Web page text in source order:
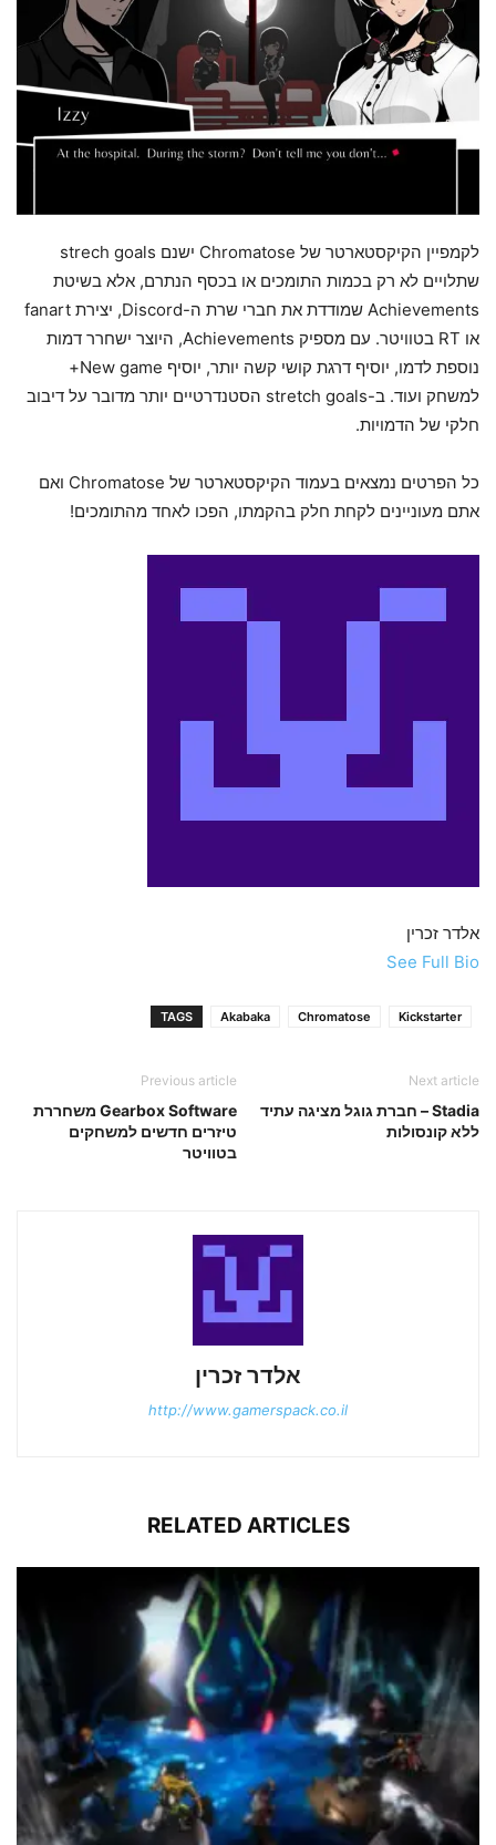
לקמפיין הקיקסטארטר של Chromatose ישנם strech goals
שתלויים לא רק בכמות התומכים או בכסף הנתרם, אלא בשיטת
Achievements שמודדת את חברי שרת ה-Discord, יצירת fanart
או RT בטוויטר. עם מספיק Achievements, היוצר ישחרר דמות
נוספת לדמו, יוסיף דרגת קושי קשה יותר, יוסיף New game+
למשחק ועוד. ב-stretch goals הסטנדרטיים יותר מדובר על דיבוב
חלקי של הדמויות.
כל הפרטים נמצאים בעמוד הקיקסטארטר של Chromatose ואם
אתם מעוניינים לקחת חלק בהקמתו, הפכו לאחד מהתומכים!
אלדר זכרין
See Full Bio
TAGS Akabaka Chromatose Kickstarter
Previous article
Gearbox Software משחררת
טיזרים חדשים למשחקים
בטוויטר
Next article
Stadia – חברת גוגל מציגה עתיד
ללא קונסולות
אלדר זכרין
http://www.gamerspack.co.il
RELATED ARTICLES